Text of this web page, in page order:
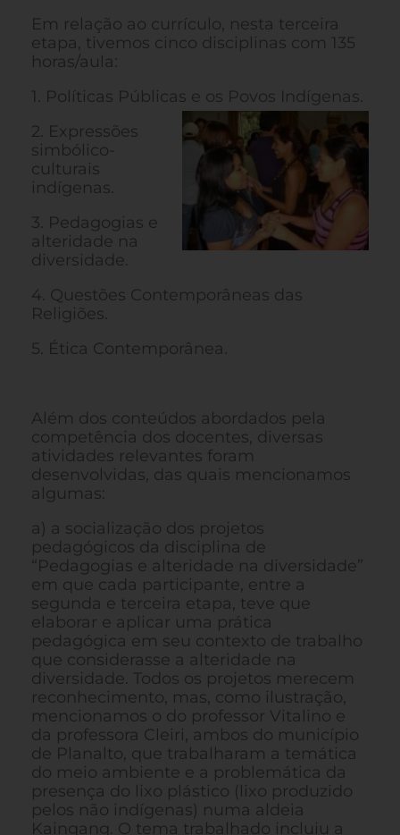
Em relação ao currículo, nesta terceira
etapa, tivemos cinco disciplinas com 135
horas/aula:
1. Políticas Públicas e os Povos Indígenas.
2. Expressões
simbólico-
culturais
indígenas.
3. Pedagogias e
alteridade na
diversidade.
4. Questões Contemporâneas das
Religiões.
5. Ética Contemporânea.
Além dos conteúdos abordados pela
competência dos docentes, diversas
atividades relevantes foram
desenvolvidas, das quais mencionamos
algumas:
a) a socialização dos projetos
pedagógicos da disciplina de
“Pedagogias e alteridade na diversidade”
em que cada participante, entre a
segunda e terceira etapa, teve que
elaborar e aplicar uma prática
pedagógica em seu contexto de trabalho
que considerasse a alteridade na
diversidade. Todos os projetos merecem
reconhecimento, mas, como ilustração,
mencionamos o do professor Vitalino e
da professora Cleiri, ambos do município
de Planalto, que trabalharam a temática
do meio ambiente e a problemática da
presença do lixo plástico (lixo produzido
pelos não indígenas) numa aldeia
Kaingang. O tema trabalhado incluiu a